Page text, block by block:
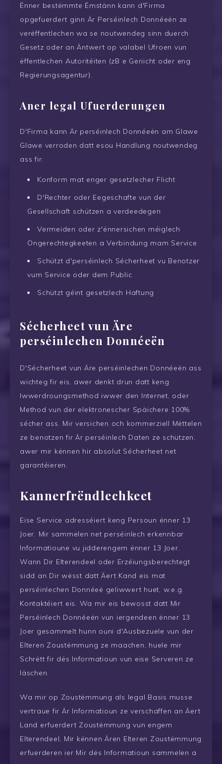
Ënner bestëmmte Ëmstänn kann d'Firma
opgefuerdert ginn Är Perséinlech Donnéeën ze
verëffentlechen wa se noutwendeg sinn duerch
Gesetz oder an Äntwert op valabel Ufroen vun
ëffentlechen Autoritéiten (zB e Geriicht oder eng
Regierungsagentur).
Aner legal Ufuerderungen
D'Firma kann Är perséinlech Donnéeën am Glawe
Glawe verroden datt esou Handlung noutwendeg
ass fir:
Konform mat enger gesetzlecher Flicht
D'Rechter oder Eegeschafte vun der
Gesellschaft schützen a verdeedegen
Vermeiden oder z'ënnersichen méiglech
Ongerechtegkeeten a Verbindung mam Service
Schützt d'perséinlech Sécherheet vu Benotzer
vum Service oder dem Public
Schützt géint gesetzlech Haftung
Sécherheet vun Äre
perséinlechen Donnéeën
D'Sécherheet vun Äre perséinlechen Donnéeën ass
wichteg fir eis, awer denkt drun datt keng
Iwwerdroungsmethod iwwer den Internet, oder
Method vun der elektronescher Späichere 100%
sécher ass. Mir versichen och kommerziell Mëttelen
ze benotzen fir Är perséinlech Daten ze schützen,
awer mir kënnen hir absolut Sécherheet net
garantéieren.
Kannerfrëndlechkeet
Eise Service adresséiert keng Persoun ënner 13
Joer. Mir sammelen net perséinlech erkennbar
Informatioune vu jidderengem ënner 13 Joer.
Wann Dir Elterendeel oder Erzéiungsberechtegt
sidd an Dir wësst datt Äert Kand eis mat
perséinlechen Donnéeë geliwwert huet, w.e.g.
Kontaktéiert eis. Wa mir eis bewosst datt Mir
Perséinlech Donnéeën vun iergendeen ënner 13
Joer gesammelt hunn ouni d'Ausbezuele vun der
Elteren Zoustëmmung ze maachen, huele mir
Schrëtt fir dës Informatioun vun eise Serveren ze
läschen.
Wa mir op Zoustëmmung als legal Basis musse
vertraue fir Är Informatioun ze verschaffen an Äert
Land erfuerdert Zoustëmmung vun engem
Elterendeel, Mir kënnen Ären Elteren Zoustëmmung
erfuerderen ier Mir dës Informatioun sammelen a